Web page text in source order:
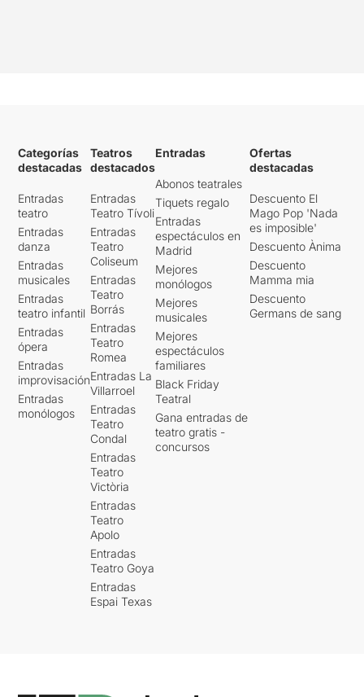
Categorías
destacadas
Entradas
teatro
Entradas
danza
Entradas
musicales
Entradas
teatro infantil
Entradas
ópera
Entradas
improvisación
Entradas
monólogos
Teatros
destacados
Entradas
Teatro Tívoli
Entradas
Teatro
Coliseum
Entradas
Teatro
Borrás
Entradas
Teatro
Romea
Entradas La
Villarroel
Entradas
Teatro
Condal
Entradas
Teatro
Victòria
Entradas
Teatro
Apolo
Entradas
Teatro Goya
Entradas
Espai Texas
Entradas
Abonos teatrales
Tiquets regalo
Entradas
espectáculos en
Madrid
Mejores
monólogos
Mejores
musicales
Mejores
espectáculos
familiares
Black Friday
Teatral
Gana entradas de
teatro gratis -
concursos
Ofertas
destacadas
Descuento El
Mago Pop 'Nada
es imposible'
Descuento Ànima
Descuento
Mamma mia
Descuento
Germans de sang